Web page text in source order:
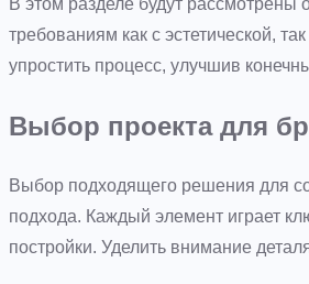
В этом разделе будут
требованиям как с эстетической,
упростить процесс, улучшив
Выбор проекта для
Выбор подходящего решения для
подхода. Каждый элемент играет
постройки. Уделить внимание